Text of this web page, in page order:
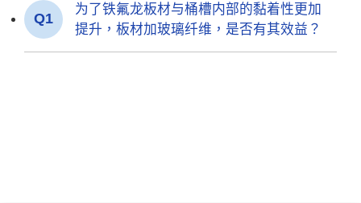
Q1
为了铁氟龙板材与桶槽内部的黏着性更加
提升，板材加玻璃纤维，是否有其效益？